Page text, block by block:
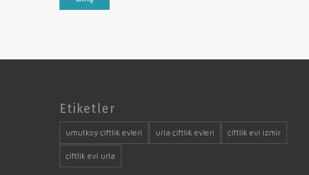
Etiketler
umutkoy çiftlik evleri urla çiftlik evleri çiftlik evi izmir
çiftlik evi urla